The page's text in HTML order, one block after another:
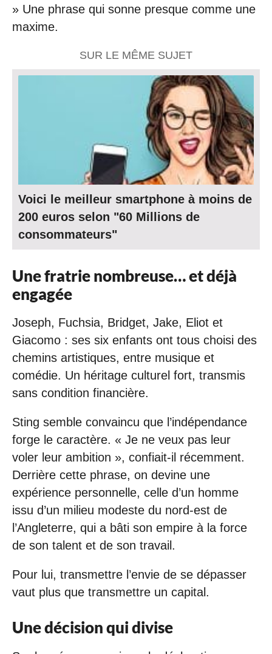
» Une phrase qui sonne presque comme une
maxime.
SUR LE MÊME SUJET
Voici le meilleur smartphone à moins de
200 euros selon "60 Millions de
consommateurs"
Une fratrie nombreuse… et déjà
engagée
Joseph, Fuchsia, Bridget, Jake, Eliot et
Giacomo : ses six enfants ont tous choisi des
chemins artistiques, entre musique et
comédie. Un héritage culturel fort, transmis
sans condition financière.
Sting semble convaincu que l’indépendance
forge le caractère. « Je ne veux pas leur
voler leur ambition », confiait-il récemment.
Derrière cette phrase, on devine une
expérience personnelle, celle d’un homme
issu d’un milieu modeste du nord-est de
l’Angleterre, qui a bâti son empire à la force
de son talent et de son travail.
Pour lui, transmettre l’envie de se dépasser
vaut plus que transmettre un capital.
Une décision qui divise